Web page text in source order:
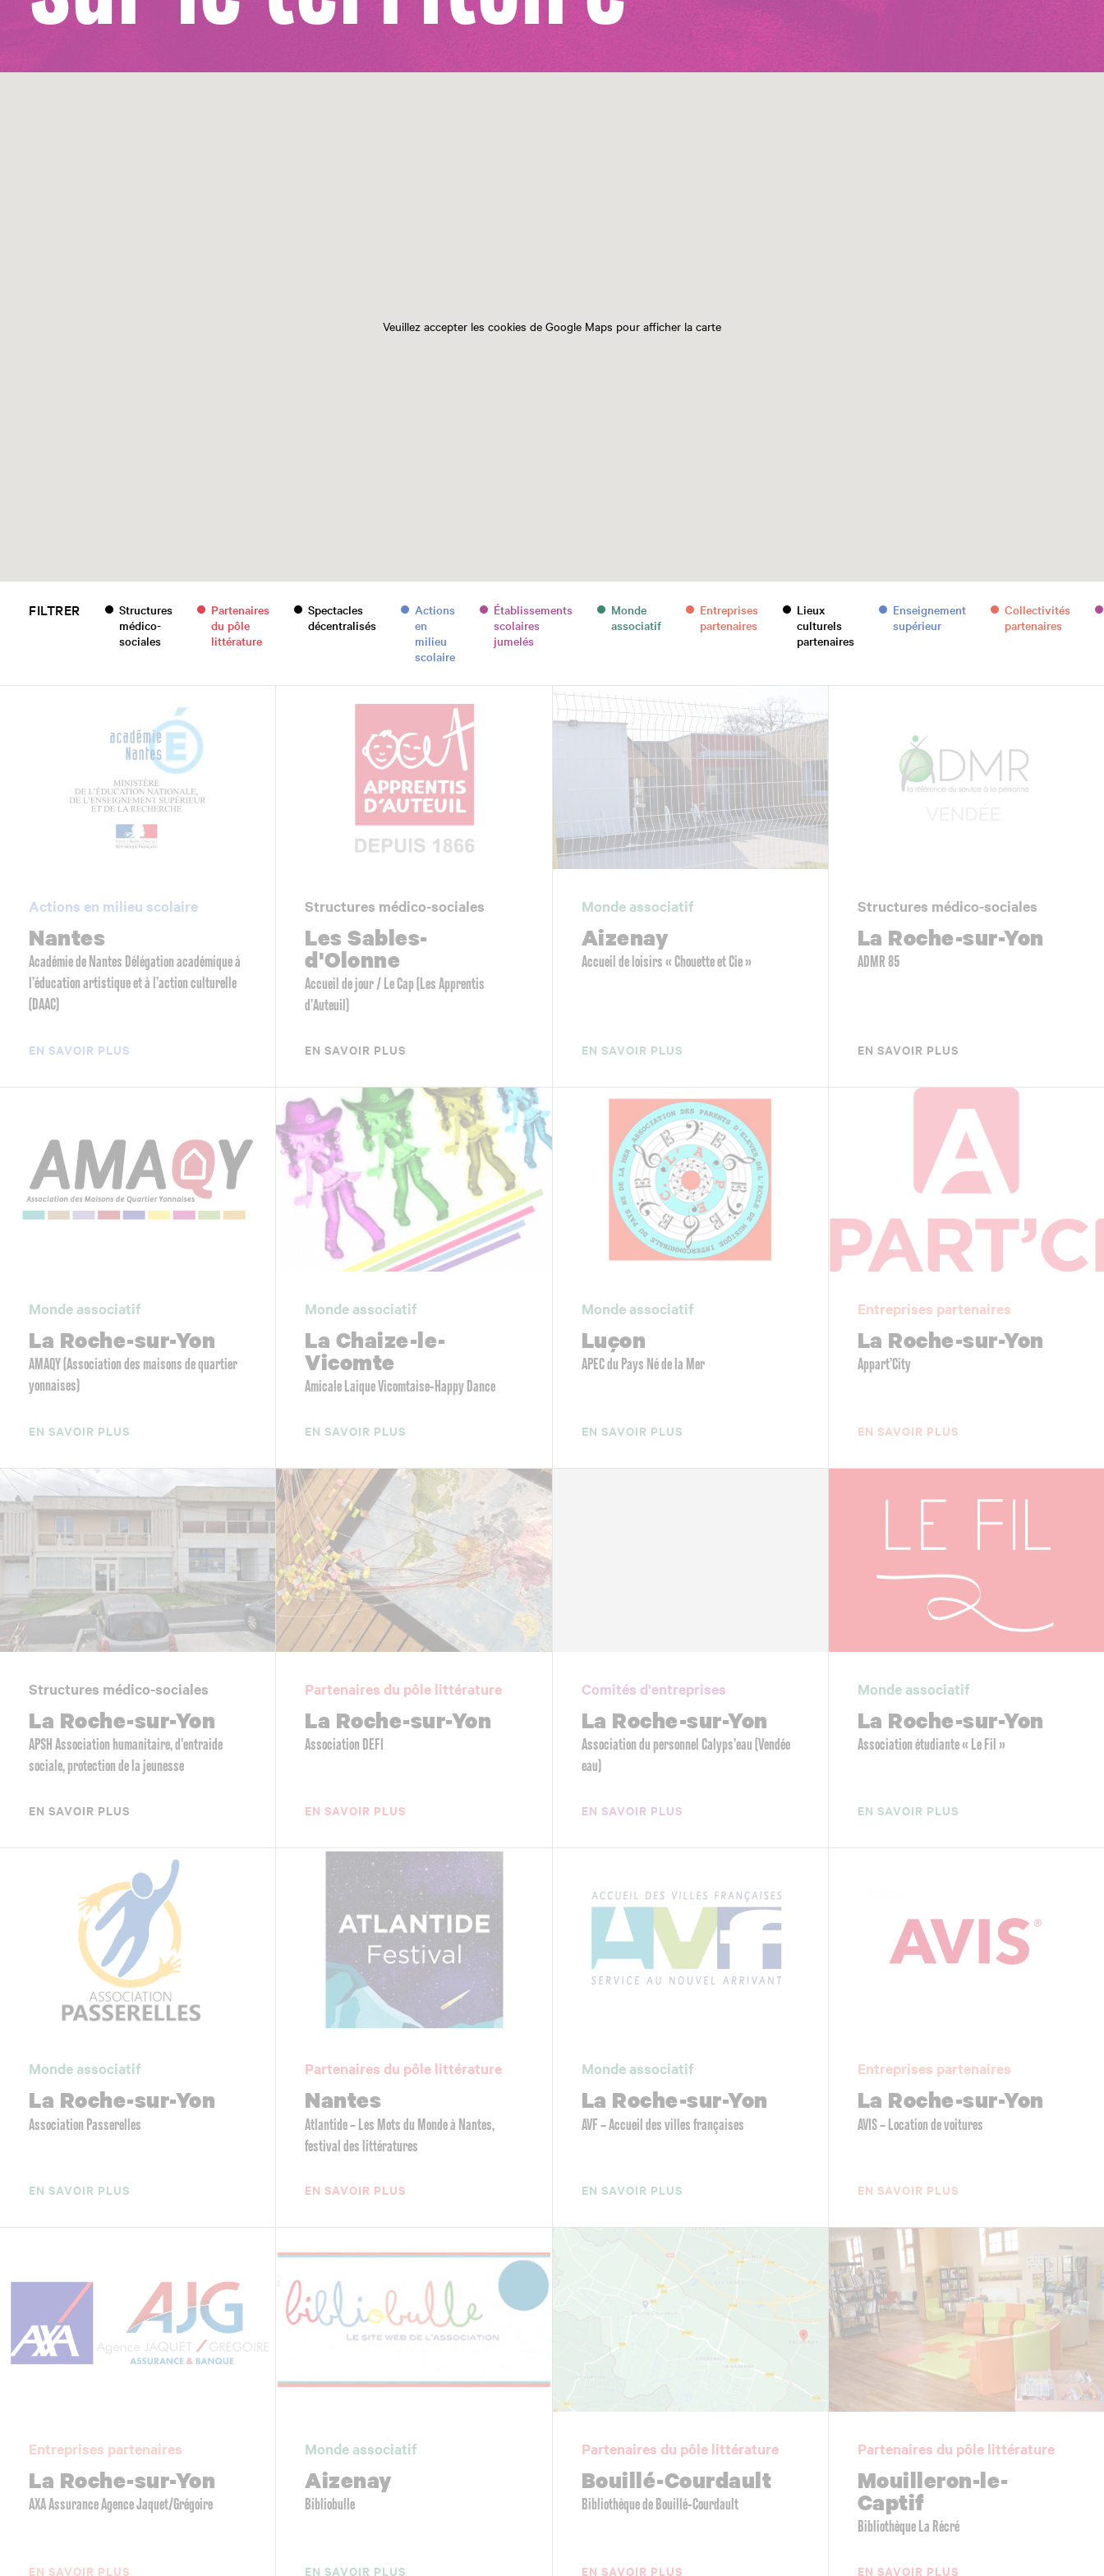
FILTRER
Structures
médico-
sociales
Partenaires
du pôle
littérature
Spectacles
décentralisés
Actions
en
milieu
scolaire
Établissements
scolaires
jumelés
Monde
associatif
Entreprises
partenaires
Lieux
culturels
partenaires
Enseignement
supérieur
Collectivités
partenaires
Actions en milieu scolaire
Nantes
Académie de Nantes Délégation académique à
l’éducation artistique et à l’action culturelle
(DAAC)
EN SAVOIR PLUS
Structures médico-sociales
Les Sables-
d'Olonne
Accueil de jour / Le Cap (Les Apprentis
d’Auteuil)
EN SAVOIR PLUS
Monde associatif
Aizenay
Accueil de loisirs « Chouette et Cie »
EN SAVOIR PLUS
Structures médico-sociales
La Roche-sur-Yon
ADMR 85
EN SAVOIR PLUS
Monde associatif
La Roche-sur-Yon
AMAQY (Association des maisons de quartier
yonnaises)
EN SAVOIR PLUS
Monde associatif
La Chaize-le-
Vicomte
Amicale Laique Vicomtaise-Happy Dance
EN SAVOIR PLUS
Monde associatif
Luçon
APEC du Pays Né de la Mer
EN SAVOIR PLUS
Entreprises partenaires
La Roche-sur-Yon
Appart’City
EN SAVOIR PLUS
Structures médico-sociales
La Roche-sur-Yon
APSH Association humanitaire, d’entraide
sociale, protection de la jeunesse
EN SAVOIR PLUS
Partenaires du pôle littérature
La Roche-sur-Yon
Association DEFI
EN SAVOIR PLUS
Comités d'entreprises
La Roche-sur-Yon
Association du personnel Calyps’eau (Vendée
eau)
EN SAVOIR PLUS
Monde associatif
La Roche-sur-Yon
Association étudiante « Le Fil »
EN SAVOIR PLUS
Monde associatif
La Roche-sur-Yon
Association Passerelles
EN SAVOIR PLUS
Partenaires du pôle littérature
Nantes
Atlantide – Les Mots du Monde à Nantes,
festival des littératures
EN SAVOIR PLUS
Monde associatif
La Roche-sur-Yon
AVF – Accueil des villes françaises
EN SAVOIR PLUS
Entreprises partenaires
La Roche-sur-Yon
AVIS – Location de voitures
EN SAVOIR PLUS
Entreprises partenaires
La Roche-sur-Yon
AXA Assurance Agence Jaquet/Grégoire
EN SAVOIR PLUS
Monde associatif
Aizenay
Bibliobulle
EN SAVOIR PLUS
Partenaires du pôle littérature
Bouillé-Courdault
Bibliothèque de Bouillé-Courdault
EN SAVOIR PLUS
Partenaires du pôle littérature
Mouilleron-le-
Captif
Bibliothèque La Récré
EN SAVOIR PLUS